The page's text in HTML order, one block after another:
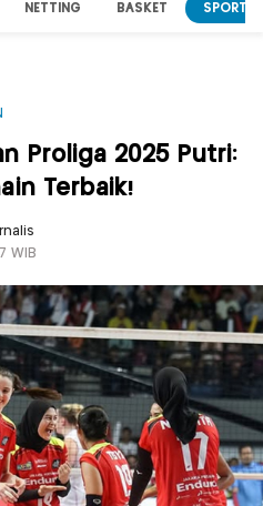
NETTING BASKET SPORT
Proliga 2025 Putri:
Terbaik!
WIB